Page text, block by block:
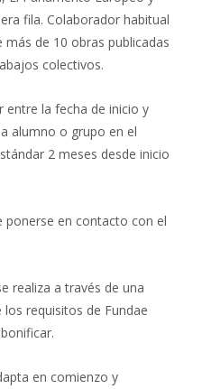
fila. Colaborador habitual
de 10 obras publicadas
colectivos.
entre la fecha de inicio y
alumno o grupo en el
2 meses desde inicio
ponerse en contacto con el
realiza a través de una
requisitos de Fundae
en comienzo y